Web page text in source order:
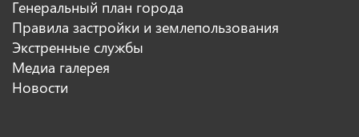
Генеральный план города
Правила застройки и землепользования
Экстренные службы
Медиа галерея
Новости